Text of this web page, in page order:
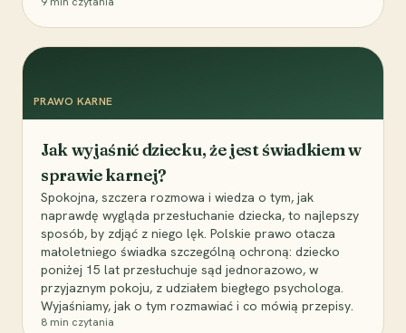
PRAWO KARNE
Jak wyjaśnić dziecku, że jest świadkiem w
sprawie karnej?
Spokojna, szczera rozmowa i wiedza o tym, jak
naprawdę wygląda przesłuchanie dziecka, to najlepszy
sposób, by zdjąć z niego lęk. Polskie prawo otacza
małoletniego świadka szczególną ochroną: dziecko
poniżej 15 lat przesłuchuje sąd jednorazowo, w
przyjaznym pokoju, z udziałem biegłego psychologa.
Wyjaśniamy, jak o tym rozmawiać i co mówią przepisy.
8 min czytania